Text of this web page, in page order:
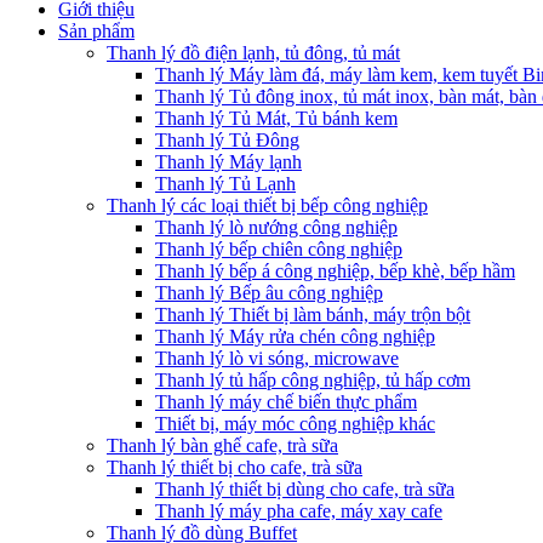
Giới thiệu
Sản phẩm
Thanh lý đồ điện lạnh, tủ đông, tủ mát
Thanh lý Máy làm đá, máy làm kem, kem tuyết
Thanh lý Tủ đông inox, tủ mát inox, bàn mát, bàn
Thanh lý Tủ Mát, Tủ bánh kem
Thanh lý Tủ Đông
Thanh lý Máy lạnh
Thanh lý Tủ Lạnh
Thanh lý các loại thiết bị bếp công nghiệp
Thanh lý lò nướng công nghiệp
Thanh lý bếp chiên công nghiệp
Thanh lý bếp á công nghiệp, bếp khè, bếp hầm
Thanh lý Bếp âu công nghiệp
Thanh lý Thiết bị làm bánh, máy trộn bột
Thanh lý Máy rửa chén công nghiệp
Thanh lý lò vi sóng, microwave
Thanh lý tủ hấp công nghiệp, tủ hấp cơm
Thanh lý máy chế biến thực phẩm
Thiết bị, máy móc công nghiệp khác
Thanh lý bàn ghế cafe, trà sữa
Thanh lý thiết bị cho cafe, trà sữa
Thanh lý thiết bị dùng cho cafe, trà sữa
Thanh lý máy pha cafe, máy xay cafe
Thanh lý đồ dùng Buffet